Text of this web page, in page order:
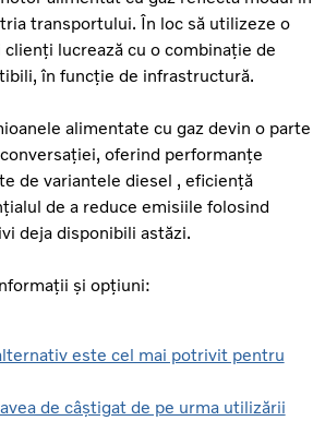
transportului. În loc să utilizeze o
lucrează cu o combinație de
în funcție de infrastructură.
alimentate cu gaz devin o parte
oferind performanțe
de variantele diesel , eficiență
de a reduce emisiile folosind
deja disponibili astăzi.
și opțiuni:
este cel mai potrivit pentru
de câștigat de pe urma utilizării